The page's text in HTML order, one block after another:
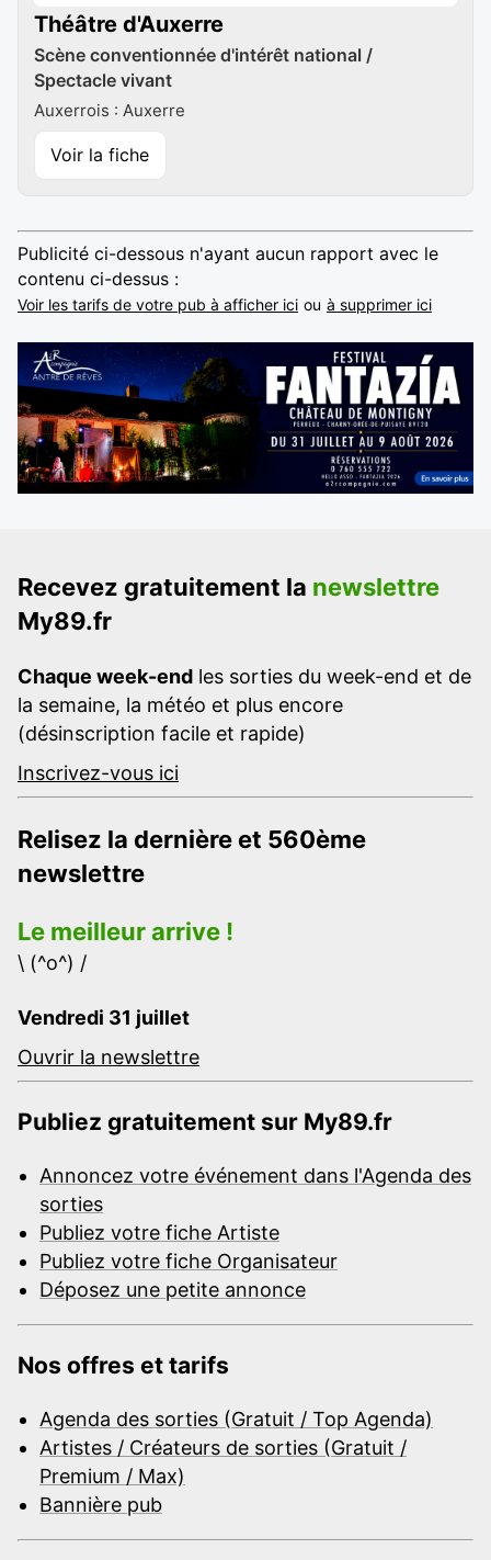
Théâtre d'Auxerre
Scène conventionnée d'intérêt national /
Spectacle vivant
Auxerrois : Auxerre
Voir la fiche
Publicité ci-dessous n'ayant aucun rapport avec le
contenu ci-dessus :
Voir les tarifs de votre pub à afficher ici ou à supprimer ici
Recevez gratuitement la newslettre
My89.fr
Chaque week-end les sorties du week-end et de
la semaine, la météo et plus encore
(désinscription facile et rapide)
Inscrivez-vous ici
Relisez la dernière et 560ème
newslettre
Le meilleur arrive !
\ (^o^) /
Vendredi 31 juillet
Ouvrir la newslettre
Publiez gratuitement sur My89.fr
Annoncez votre événement dans l'Agenda des
sorties
Publiez votre fiche Artiste
Publiez votre fiche Organisateur
Déposez une petite annonce
Nos offres et tarifs
Agenda des sorties (Gratuit / Top Agenda)
Artistes / Créateurs de sorties (Gratuit /
Premium / Max)
Bannière pub